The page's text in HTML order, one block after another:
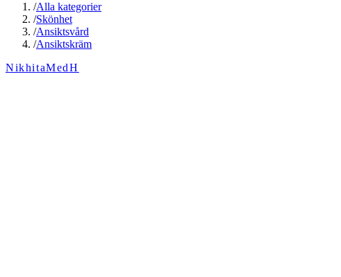
/Alla kategorier
/Skönhet
/Ansiktsvård
/Ansiktskräm
NikhitaMedH